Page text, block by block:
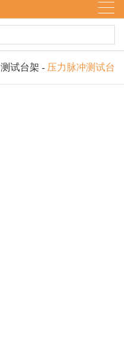
测试台架 - 压力脉冲测试台